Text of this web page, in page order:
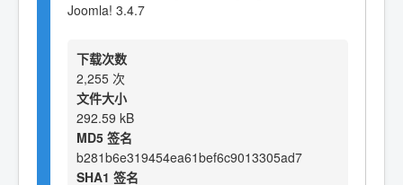
Joomla! 3.4.7
下载次数
2,255 次
文件大小
292.59 kB
MD5 签名
b281b6e319454ea61bef6c9013305ad7
SHA1 签名